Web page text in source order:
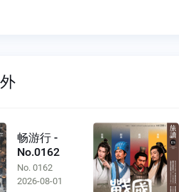
畅游行 -
No.0162
No. 0162
2026-08-01